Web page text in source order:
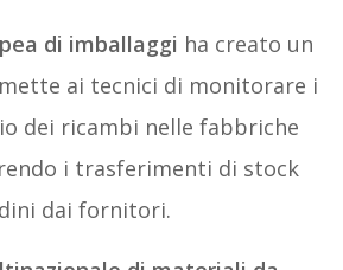
di imballaggi ha creato un
ai tecnici di monitorare i
dei ricambi nelle fabbriche
i trasferimenti di stock
dai fornitori.